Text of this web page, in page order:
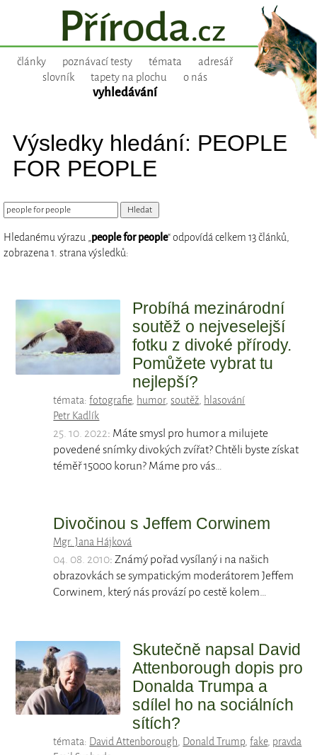
články poznávací testy témata
adresář
slovník
tapety na plochu o nás
vyhledávání
Výsledky hledání: PEOPLE
FOR PEOPLE
Hledanému výrazu „people for people“ odpovídá celkem 13 článků,
zobrazena 1. strana výsledků:
Probíhá mezinárodní
soutěž o nejveselejší
fotku z divoké přírody.
Pomůžete vybrat tu
nejlepší?
témata:fotografie, humor,soutěž, hlasování
Petr Kadlík
25. 10. 2022: Máte smysl pro humor a milujete
povedené snímky divokých zvířat? Chtěli byste získat
téměř 15000 korun? Máme pro vás…
Divočinou s Jeffem Corwinem
Mgr. Jana Hájková
04. 08. 2010: Známý pořad vysílaný i na našich
obrazovkách se sympatickým moderátorem Jeffem
Corwinem, který nás provází po cestě kolem…
Skutečně napsal David
Attenborough dopis pro
Donalda Trumpa a
sdílel ho na sociálních
sítích?
témata: David Attenborough, Donald Trump,fake, pravda